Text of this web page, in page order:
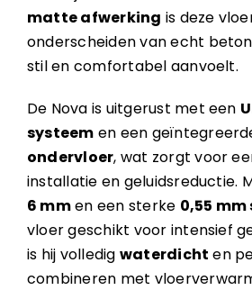
matte afwerking is deze
onderscheiden van echt
stil en comfortabel aanvoelt.
De Nova is uitgerust met een
systeem en een
ondervloer, wat zorgt voor
installatie en geluidsreductie.
6 mmen een sterke 0,55
vloer geschikt voor intensief
is hij volledig waterdicht en
combineren met